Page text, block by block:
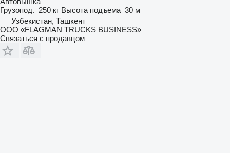
Грузопод. 250 кг Высота подъема 30 м
Узбекистан, Ташкент
ООО «FLAGMAN TRUCKS BUSINESS»
Связаться с продавцом